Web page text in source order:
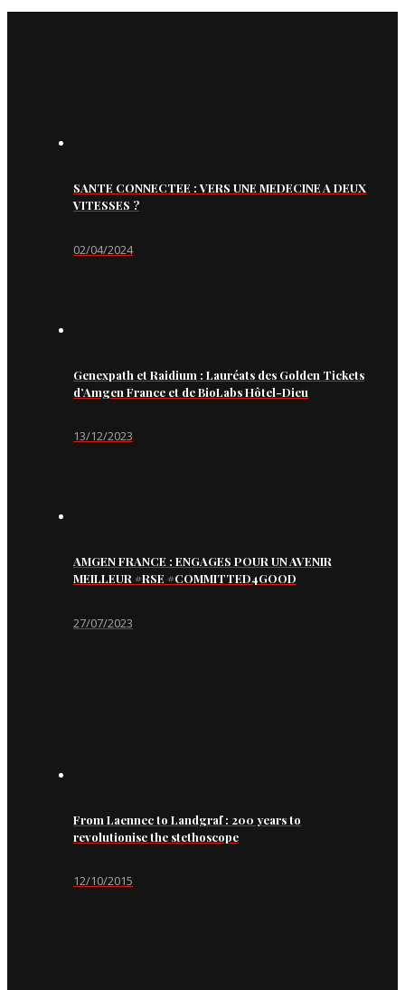
SANTE CONNECTEE : VERS UNE MEDECINE A DEUX
VITESSES ?
02/04/2024
Genexpath et Raidium : Lauréats des Golden Tickets
d’Amgen France et de BioLabs Hôtel-Dieu
13/12/2023
AMGEN FRANCE : ENGAGES POUR UN AVENIR
MEILLEUR #RSE #COMMITTED4GOOD
27/07/2023
From Laennec to Landgraf : 200 years to
revolutionise the stethoscope
12/10/2015